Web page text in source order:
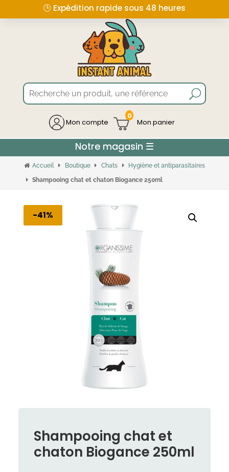
🕒 Expédition rapide sous 48 heures
Mon compte
0
Accueil Boutique Chats
Hygiène et antiparasitaires
Shampooing chat et chaton Biogance 250ml
-41%
Shampooing chat et
chaton Biogance 250ml